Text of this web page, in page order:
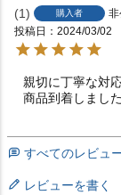
1 購入者
非
投稿日
2024/03/02
親切に丁寧な対
商品到着しました
すべてのレビュ
レビューを書く